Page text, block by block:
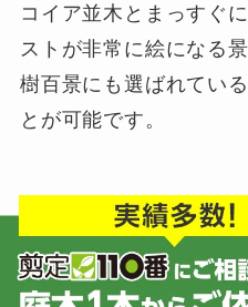
コイア並木とまっすぐ
ストが非常に絵になる
樹百景にも選ばれてい
とが可能です。